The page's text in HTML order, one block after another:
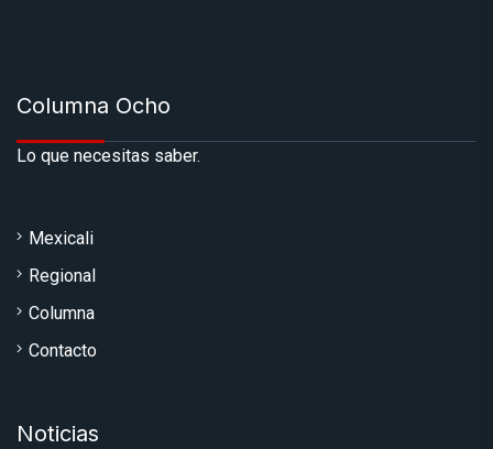
Columna Ocho
Lo que necesitas saber.
Mexicali
Regional
Columna
Contacto
Noticias